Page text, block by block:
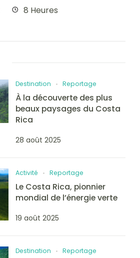
8 Heures
Destination Reportage
À la découverte des plus
beaux paysages du Costa
Rica
28 août 2025
Activité Reportage
Le Costa Rica, pionnier
mondial de l’énergie verte
19 août 2025
Destination Reportage